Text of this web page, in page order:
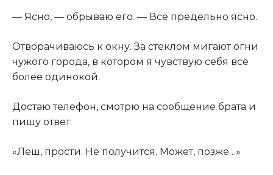
— Ясно, — обрываю его. — Всё предельно ясно.
Отворачиваюсь к окну. За стеклом мигают огни
чужого города, в котором я чувствую себя всё
более одинокой.
Достаю телефон, смотрю на сообщение брата и
пишу ответ:
«Лёш, прости. Не получится. Может, позже…»